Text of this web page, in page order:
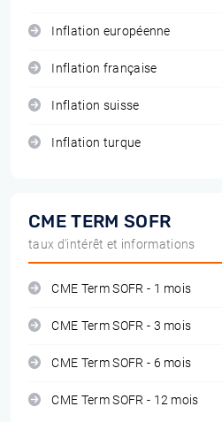
Inflation européenne
Inflation française
Inflation suisse
Inflation turque
CME TERM SOFR
taux d'intérêt et informations
CME Term SOFR - 1 mois
CME Term SOFR - 3 mois
CME Term SOFR - 6 mois
CME Term SOFR - 12 mois